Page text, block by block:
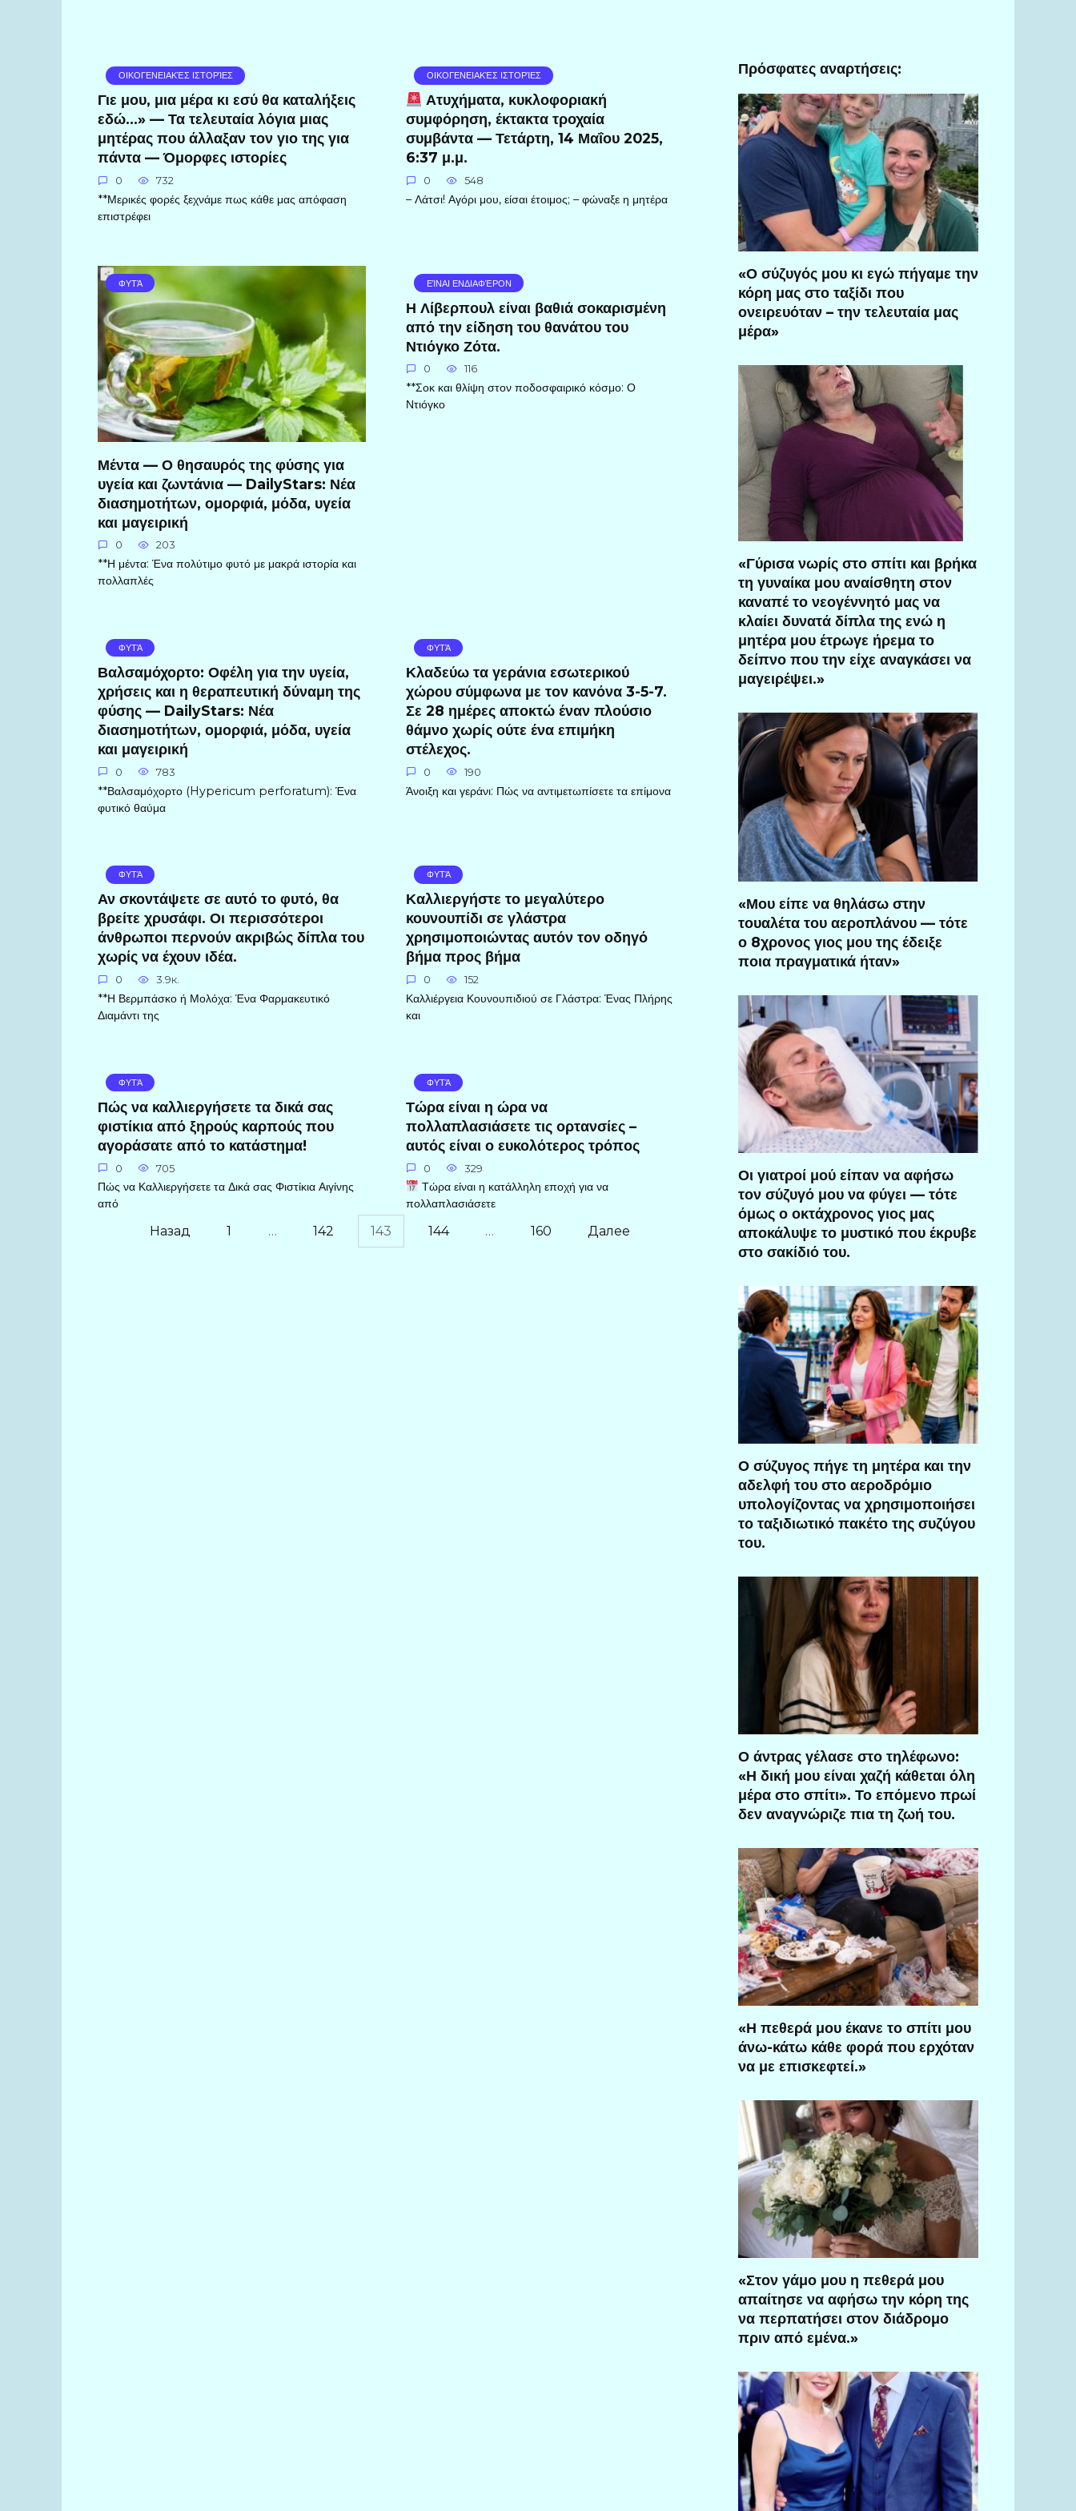
ΟΙΚΟΓΕΝΕΙΑΚΈΣ ΙΣΤΟΡΊΕΣ
Γιε μου, μια μέρα κι εσύ θα καταλήξεις
εδώ…» — Τα τελευταία λόγια μιας
μητέρας που άλλαξαν τον γιο της για
πάντα — Όμορφες ιστορίες
0 732
**Μερικές φορές ξεχνάμε πως κάθε μας απόφαση
επιστρέφει
ΟΙΚΟΓΕΝΕΙΑΚΈΣ ΙΣΤΟΡΊΕΣ
Ατυχήματα, κυκλοφοριακή
συμφόρηση, έκτακτα τροχαία
συμβάντα — Τετάρτη, 14 Μαΐου 2025,
6:37 μ.μ.
0 548
– Λάτσι! Αγόρι μου, είσαι έτοιμος; – φώναξε η μητέρα
ΦΥΤΆ
Μέντα — Ο θησαυρός της φύσης για
υγεία και ζωντάνια — DailyStars: Νέα
διασημοτήτων, ομορφιά, μόδα, υγεία
και μαγειρική
0 203
**Η μέντα: Ένα πολύτιμο φυτό με μακρά ιστορία και
πολλαπλές
ΕΊΝΑΙ ΕΝΔΙΑΦΈΡΟΝ
Η Λίβερπουλ είναι βαθιά σοκαρισμένη
από την είδηση ​​του θανάτου του
Ντιόγκο Ζότα.
0 116
**Σοκ και θλίψη στον ποδοσφαιρικό κόσμο: Ο
Ντιόγκο
ΦΥΤΆ
Βαλσαμόχορτο: Οφέλη για την υγεία,
χρήσεις και η θεραπευτική δύναμη της
φύσης — DailyStars: Νέα
διασημοτήτων, ομορφιά, μόδα, υγεία
και μαγειρική
0 783
**Βαλσαμόχορτο (Hypericum perforatum): Ένα
φυτικό θαύμα
ΦΥΤΆ
Κλαδεύω τα γεράνια εσωτερικού
χώρου σύμφωνα με τον κανόνα 3-5-7.
Σε 28 ημέρες αποκτώ έναν πλούσιο
θάμνο χωρίς ούτε ένα επιμήκη
στέλεχος.
0 190
Άνοιξη και γεράνι: Πώς να αντιμετωπίσετε τα επίμονα
ΦΥΤΆ
Αν σκοντάψετε σε αυτό το φυτό, θα
βρείτε χρυσάφι. Οι περισσότεροι
άνθρωποι περνούν ακριβώς δίπλα του
χωρίς να έχουν ιδέα.
0 3.9к.
**Η Βερμπάσκο ή Μολόχα: Ένα Φαρμακευτικό
Διαμάντι της
ΦΥΤΆ
Καλλιεργήστε το μεγαλύτερο
κουνουπίδι σε γλάστρα
χρησιμοποιώντας αυτόν τον οδηγό
βήμα προς βήμα
0 152
Καλλιέργεια Κουνουπιδιού σε Γλάστρα: Ένας Πλήρης
και
ΦΥΤΆ
Πώς να καλλιεργήσετε τα δικά σας
φιστίκια από ξηρούς καρπούς που
αγοράσατε από το κατάστημα!
0 705
Πώς να Καλλιεργήσετε τα Δικά σας Φιστίκια Αιγίνης
από
ΦΥΤΆ
Τώρα είναι η ώρα να
πολλαπλασιάσετε τις ορτανσίες –
αυτός είναι ο ευκολότερος τρόπος
0 329
Τώρα είναι η κατάλληλη εποχή για να
πολλαπλασιάσετε
Пагинация
Назад 1 … 142 143 144 … 160 Далее
Πρόσφατες αναρτήσεις:
«Ο σύζυγός μου κι εγώ πήγαμε την
κόρη μας στο ταξίδι που
ονειρευόταν – την τελευταία μας
μέρα»
«Γύρισα νωρίς στο σπίτι και βρήκα
τη γυναίκα μου αναίσθητη στον
καναπέ το νεογέννητό μας να
κλαίει δυνατά δίπλα της ενώ η
μητέρα μου έτρωγε ήρεμα το
δείπνο που την είχε αναγκάσει να
μαγειρέψει.»
«Μου είπε να θηλάσω στην
τουαλέτα του αεροπλάνου — τότε
ο 8χρονος γιος μου της έδειξε
ποια πραγματικά ήταν»
Οι γιατροί μού είπαν να αφήσω
τον σύζυγό μου να φύγει — τότε
όμως ο οκτάχρονος γιος μας
αποκάλυψε το μυστικό που έκρυβε
στο σακίδιό του.
Ο σύζυγος πήγε τη μητέρα και την
αδελφή του στο αεροδρόμιο
υπολογίζοντας να χρησιμοποιήσει
το ταξιδιωτικό πακέτο της συζύγου
του.
Ο άντρας γέλασε στο τηλέφωνο:
«Η δική μου είναι χαζή κάθεται όλη
μέρα στο σπίτι». Το επόμενο πρωί
δεν αναγνώριζε πια τη ζωή του.
«Η πεθερά μου έκανε το σπίτι μου
άνω-κάτω κάθε φορά που ερχόταν
να με επισκεφτεί.»
«Στον γάμο μου η πεθερά μου
απαίτησε να αφήσω την κόρη της
να περπατήσει στον διάδρομο
πριν από εμένα.»